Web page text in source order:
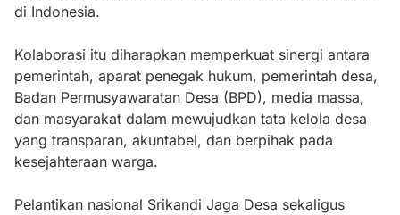
di Indonesia.
Kolaborasi itu diharapkan memperkuat sinergi antara
pemerintah, aparat penegak hukum, pemerintah desa,
Badan Permusyawaratan Desa (BPD), media massa,
dan masyarakat dalam mewujudkan tata kelola desa
yang transparan, akuntabel, dan berpihak pada
kesejahteraan warga.
Pelantikan nasional Srikandi Jaga Desa sekaligus